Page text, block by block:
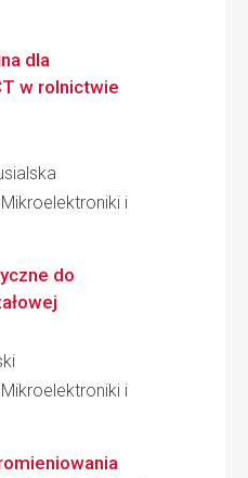
dla
w rolnictwie
i
do
i